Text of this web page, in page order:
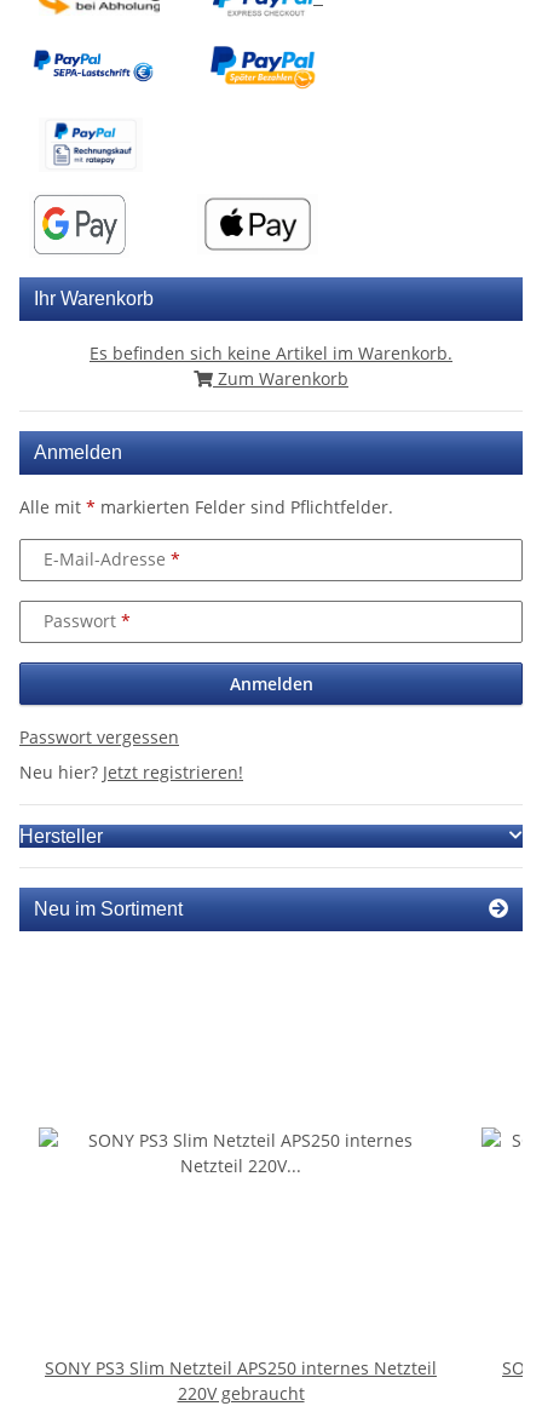
Ihr Warenkorb
Es befinden sich keine Artikel im Warenkorb.
Zum Warenkorb
Anmelden
Alle mit * markierten Felder sind Pflichtfelder.
E-Mail-Adresse
Passwort
Anmelden
Passwort vergessen
Neu hier? Jetzt registrieren!
Hersteller
Neu im Sortiment
SONY PS3 Slim Netzteil APS250 internes Netzteil
220V gebraucht